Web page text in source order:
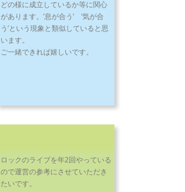
どの様に成立しているか等に関心
があります。’息が合う’ ’気が合
う’という現象と類似していると思
います。
ご一緒できれば嬉しいです。
ロックのライブを年2回やっている
ので運営の参考にさせていただき
たいです。